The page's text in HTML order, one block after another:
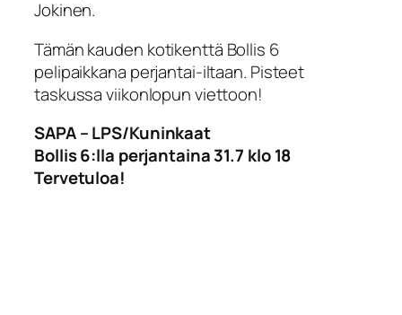
Jokinen.
Tämän kauden kotikenttä Bollis 6
pelipaikkana perjantai-iltaan. Pisteet
taskussa viikonlopun viettoon!
SAPA – LPS/Kuninkaat
Bollis 6:lla perjantaina 31.7 klo 18
Tervetuloa!